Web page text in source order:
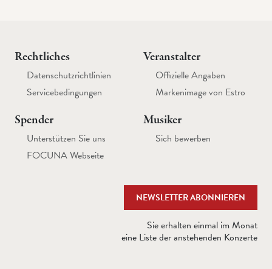
Rechtliches
Datenschutzrichtlinien
Servicebedingungen
Veranstalter
Offizielle Angaben
Markenimage von Estro
Spender
Unterstützen Sie uns
FOCUNA Webseite
Musiker
Sich bewerben
NEWSLETTER ABONNIEREN
Sie erhalten einmal im Monat
eine Liste der anstehenden Konzerte